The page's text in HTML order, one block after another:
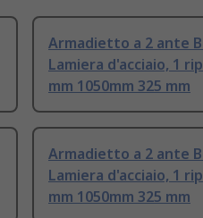
Armadietto a 2 ante
Lamiera d'acciaio, 1
mm 1050mm 325 mm
Armadietto a 2 ante
Lamiera d'acciaio, 1
mm 1050mm 325 mm